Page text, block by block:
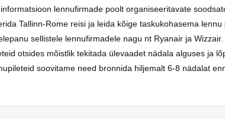
lennufirmade poolt organiseeritavate
Tallinn-Rome reisi ja leida kõige taskukohasema lennu
sellistele lennufirmadele nagu nt Ryanair ja
otsides mõistlik tekitada ülevaadet nädala alguses ja
soovitame need bronnida hiljemalt 6-8 nädalat